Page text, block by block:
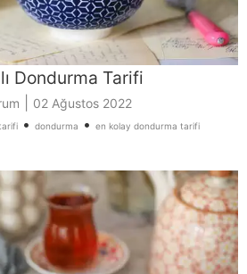
Dondurma Tarifi
02 Ağustos 2022
• dondurma • en kolay dondurma tarifi